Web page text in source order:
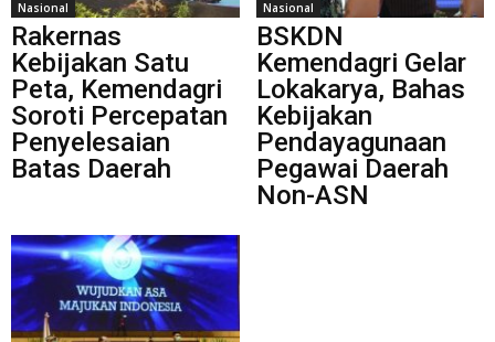
Nasional
Rakernas
Kebijakan Satu
Peta, Kemendagri
Soroti Percepatan
Penyelesaian
Batas Daerah
Nasional
BSKDN
Kemendagri Gelar
Lokakarya, Bahas
Kebijakan
Pendayagunaan
Pegawai Daerah
Non-ASN